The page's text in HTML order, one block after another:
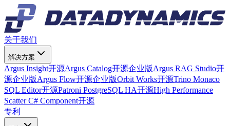
关于我们
解决方案
Argus Insight开源Argus Catalog开源企业版Argus RAG Studio开
源企业版Argus Flow开源企业版Orbit Works开源Trino Monaco
SQL Editor开源Patroni PostgreSQL HA开源High Performance
Scatter C# Component开源
专利